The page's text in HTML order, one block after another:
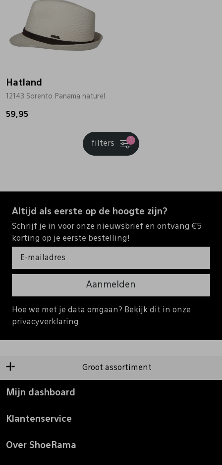
Hatland
12143 Sorento Panama naturel
59,95
filters
Altijd als eerste op de hoogte zijn?
Schrijf je in voor onze nieuwsbrief en ontvang €5
korting op je eerste bestelling!
Aanmelden
Hoe we met je data omgaan? Bekijk dit in onze
privacyverklaring.
Groot assortiment
Mijn dashboard
Klantenservice
Over ShoeRama